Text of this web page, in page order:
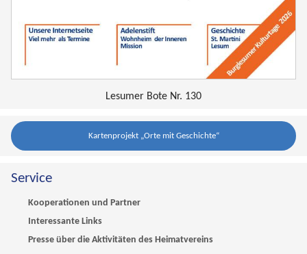
Lesumer Bote Nr. 130
Kartenprojekt „Orte mit Geschichte“
Service
Kooperationen und Partner
Interessante Links
Presse über die Aktivitäten des Heimatvereins